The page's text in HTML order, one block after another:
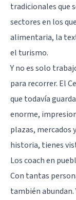
tradicionales que
sectores en los
alimentaria, la
el turismo.
Y no es solo
para recorrer. El
que todavía
enorme,
plazas, mercados
historia, tienes
Los coach en
Con tantas
también abundan.